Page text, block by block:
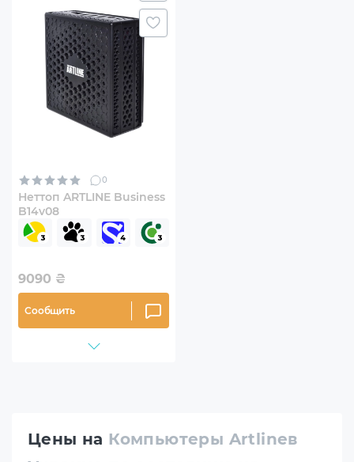
0
Неттоп ARTLINE Business
B14v08
9090 ₴
Сообщить
Цены на Компьютеры Artlineв